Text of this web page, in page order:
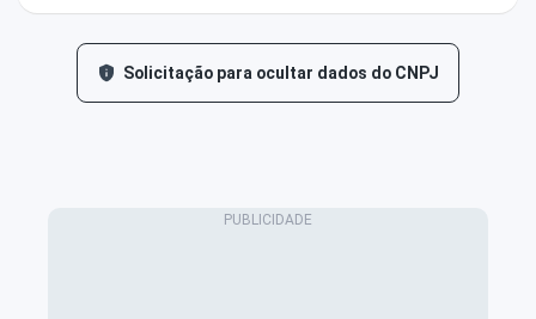
Solicitação para ocultar dados do CNPJ